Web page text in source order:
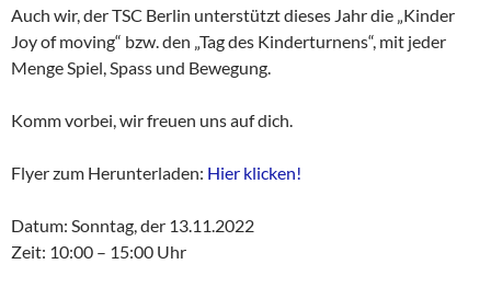
Auch wir, der TSC Berlin unterstützt dieses Jahr die „Kinder
Joy of moving“ bzw. den „Tag des Kinderturnens“, mit jeder
Menge Spiel, Spass und Bewegung.
Komm vorbei, wir freuen uns auf dich.
Flyer zum Herunterladen: Hier klicken!
Datum: Sonntag, der 13.11.2022
Zeit: 10:00 – 15:00 Uhr